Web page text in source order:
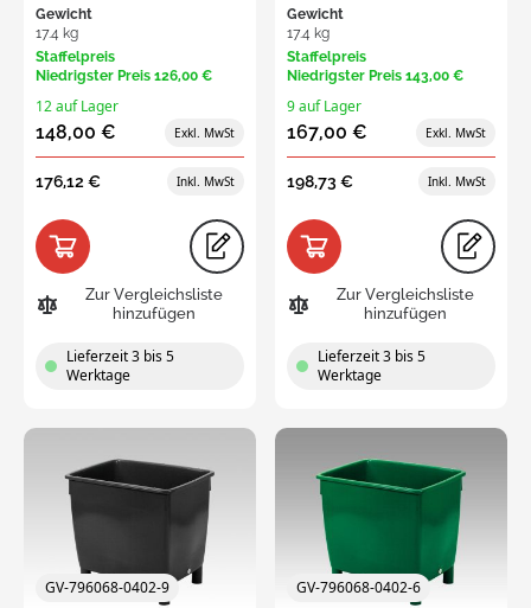
Gewicht
17.4 kg
Staffelpreis
Niedrigster Preis 126,00 €
12 auf Lager
148,00 €
176,12 €
Zur Vergleichsliste
hinzufügen
Lieferzeit 3 bis 5
Werktage
Gewicht
17.4 kg
Staffelpreis
Niedrigster Preis 143,00 €
9 auf Lager
167,00 €
198,73 €
Zur Vergleichsliste
hinzufügen
Lieferzeit 3 bis 5
Werktage
GV-796068-0402-9 GV-796068-0402-6